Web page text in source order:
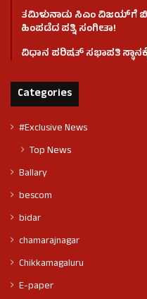
ತಮಿಳುನಾಡು ಸಿಎಂ ವಿಜಯ್‌ಗೆ
ಹಿಂಪಡೆದ ಪತ್ನಿ ಸಂಗೀತಾ!
ವಿಧಾನ ಪರಿಷತ್ ಸಭಾಪತಿ
Categories
#Exclusive News
Top News
Ballary
bescom
bidar
chamarajnagar
Chikkamagaluru
E-paper